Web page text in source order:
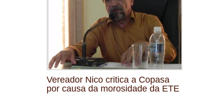
Vereador Nico critica a Copasa
por causa da morosidade da ETE